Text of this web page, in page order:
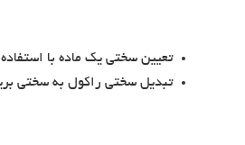
تعیین سختی یک ماده با
تبدیل سختی راکول به سختی